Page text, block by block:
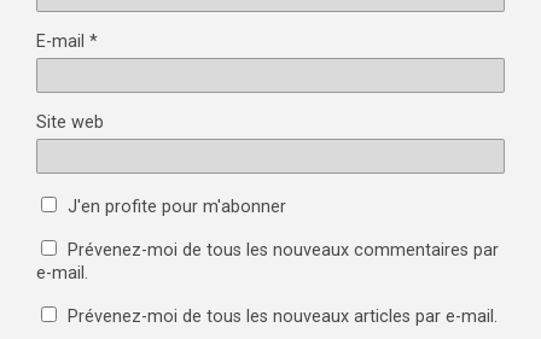
E-mail *
Site web
J'en profite pour m'abonner
Prévenez-moi de tous les nouveaux commentaires par
e-mail.
Prévenez-moi de tous les nouveaux articles par e-mail.